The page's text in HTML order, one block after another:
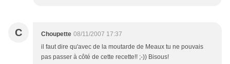
C Choupette 08/11/2007 17:37
il faut dire qu'avec de la moutarde de Meaux tu ne pouvais
pas passer à côté de cette recette!! ;-)) Bisous!